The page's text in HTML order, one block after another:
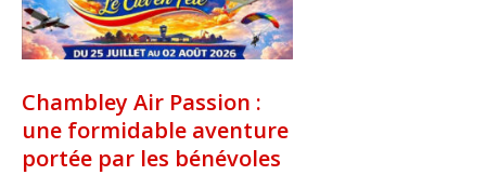
Chambley Air Passion :
une formidable aventure
portée par les bénévoles